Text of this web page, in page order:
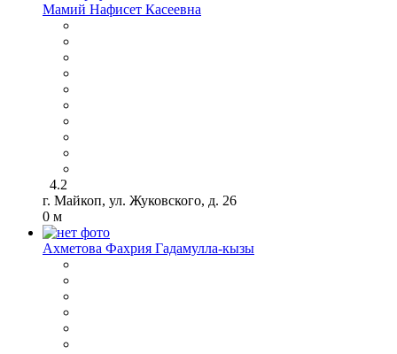
Мамий Нафисет Касеевна
4.2
г. Майкоп, ул. Жуковского, д. 26
0 м
Ахметова Фахрия Гадамулла-кызы